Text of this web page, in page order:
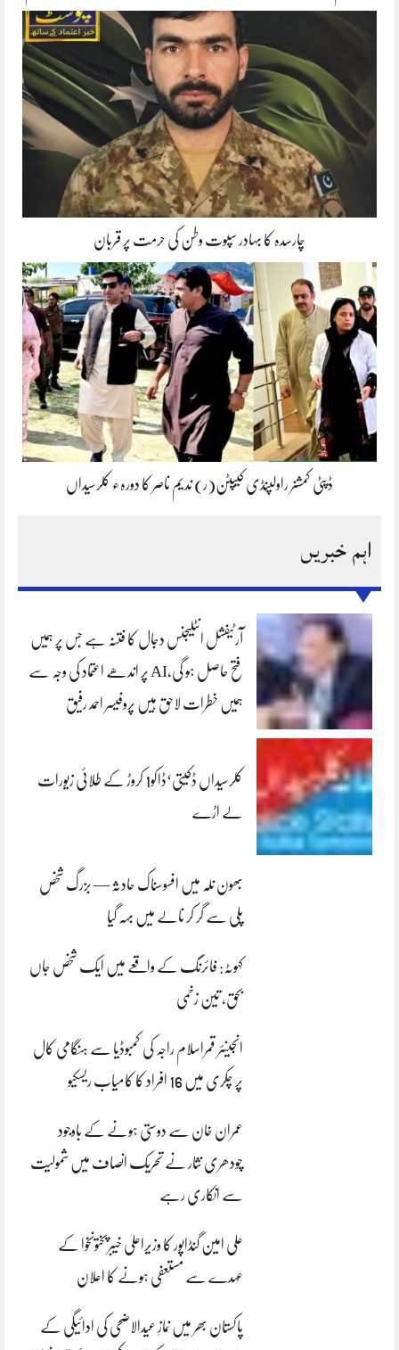
چارسدہ کا بہادر سپوت وطن کی حرمت پر قربان
ڈپٹی کمشنر راولپنڈی کیپٹن(ر) ندیم ناصر کا دورہء کلرسیداں
اہم خبریں
آرٹیفشل انٹلیجنس دجال کا فتنہ ہے جس پر ہمیں
فتح حاصل ہو گی،AI پر اندھے اعتماد کی وجہ سے
ہمیں خطرات لاحق ہیں پروفیسر احمد رفیق
کلرسیداں ڈکیتی‘ڈاکو1 کروڑ کے طلائی زیورات
لے اڑے
بھون نلہ میں افسوسناک حادثہ — بزرگ شخص
پلی سے گر کر نالے میں بہہ گیا
کہوٹہ: فائرنگ کے واقعے میں ایک شخص جاں
بحق، تین زخمی
انجینئر قمراسلام راجہ کی کمبوڈیا سے ہنگامی کال
پر چکری میں 16 افراد کا کامیاب ریسکیو
عمران خان سے دوستی ہونے کے باوجود
چودھری نثار نے تحریک انصاف میں شمولیت
سے انکاری رہے
علی امین گنڈاپور کا وزیراعلیٰ خیبرپختونخوا کے
عہدے سے مستعفی ہونے کا اعلان
پاکستان بھر میں نمازِ عیدالاضحی کی ادائیگی کے